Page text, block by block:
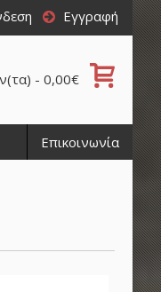
Εγγραφή
- 0,00€
Επικοινωνία